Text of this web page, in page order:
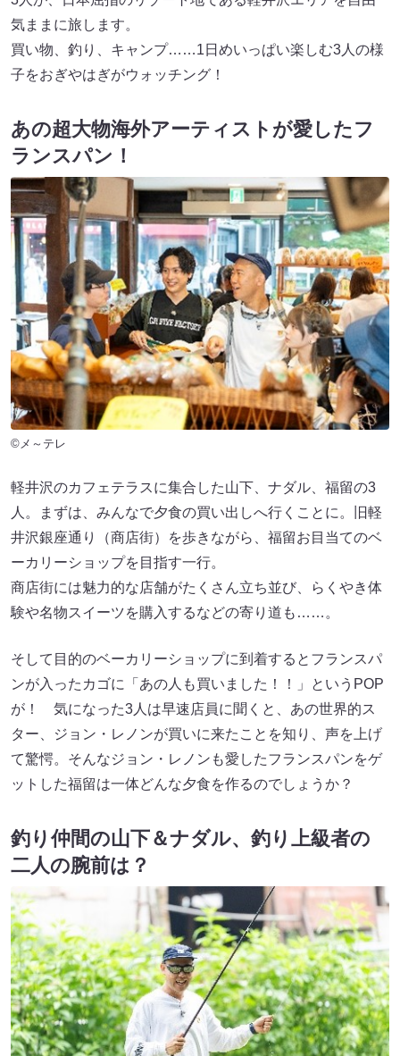
気ままに旅します。
買い物、釣り、キャンプ……1日めいっぱい楽しむ3人の様
子をおぎやはぎがウォッチング！
あの超大物海外アーティストが愛したフ
ランスパン！
©メ～テレ
軽井沢のカフェテラスに集合した山下、ナダル、福留の3
人。まずは、みんなで夕食の買い出しへ行くことに。旧軽
井沢銀座通り（商店街）を歩きながら、福留お目当てのベ
ーカリーショップを目指す一行。
商店街には魅力的な店舗がたくさん立ち並び、らくやき体
験や名物スイーツを購入するなどの寄り道も……。
そして目的のベーカリーショップに到着するとフランスパ
ンが入ったカゴに「あの人も買いました！！」というPOP
が！ 気になった3人は早速店員に聞くと、あの世界的ス
ター、ジョン・レノンが買いに来たことを知り、声を上げ
て驚愕。そんなジョン・レノンも愛したフランスパンをゲ
ットした福留は一体どんな夕食を作るのでしょうか？
釣り仲間の山下＆ナダル、釣り上級者の
二人の腕前は？